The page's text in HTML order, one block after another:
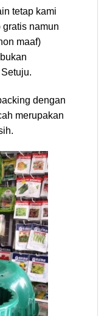
tetap kami
namun
maaf)
dengan
merupakan